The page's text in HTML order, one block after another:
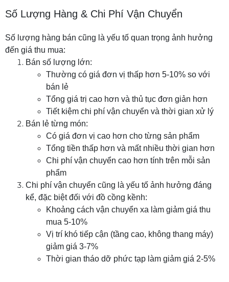
Số Lượng Hàng & Chi Phí Vận Chuyển
Số lượng hàng bán cũng là yếu tố quan trọng ảnh hưởng
đến giá thu mua:
Bán số lượng lớn:
Thường có giá đơn vị thấp hơn 5-10% so với
bán lẻ
Tổng giá trị cao hơn và thủ tục đơn giản hơn
Tiết kiệm chi phí vận chuyển và thời gian xử lý
Bán lẻ từng món:
Có giá đơn vị cao hơn cho từng sản phẩm
Tổng tiền thấp hơn và mất nhiều thời gian hơn
Chi phí vận chuyển cao hơn tính trên mỗi sản
phẩm
Chi phí vận chuyển cũng là yếu tố ảnh hưởng đáng
kể, đặc biệt đối với đồ cồng kềnh:
Khoảng cách vận chuyển xa làm giảm giá thu
mua 5-10%
Vị trí khó tiếp cận (tầng cao, không thang máy)
giảm giá 3-7%
Thời gian tháo dỡ phức tạp làm giảm giá 2-5%